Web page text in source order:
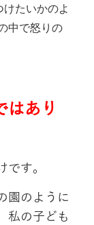
たいかのよ
中で怒りの
はあり
す。
園のように
私の子ども